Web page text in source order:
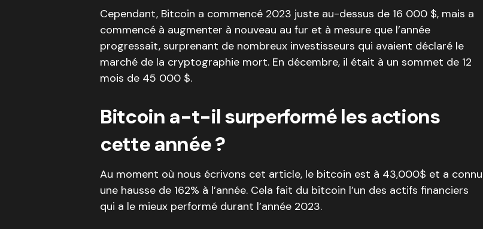
Cependant, Bitcoin a commencé 2023 juste au-dessus de 16 000 $, mais a
commencé à augmenter à nouveau au fur et à mesure que l’année
progressait, surprenant de nombreux investisseurs qui avaient déclaré le
marché de la cryptographie mort. En décembre, il était à un sommet de 12
mois de 45 000 $.
Bitcoin a-t-il surperformé les actions
cette année ?
Au moment où nous écrivons cet article, le bitcoin est à 43,000$ et a connu
une hausse de 162% à l’année. Cela fait du bitcoin l’un des actifs financiers
qui a le mieux performé durant l’année 2023.